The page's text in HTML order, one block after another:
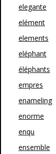
elegante
elément
elements
eléphant
éléphants
empres
enameling
enorme
enqu
ensemble